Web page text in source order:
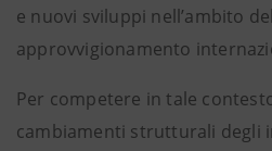
e nuovi sviluppi nell’ambito
approvvigionamento
Per competere in tale
cambiamenti strutturali degli